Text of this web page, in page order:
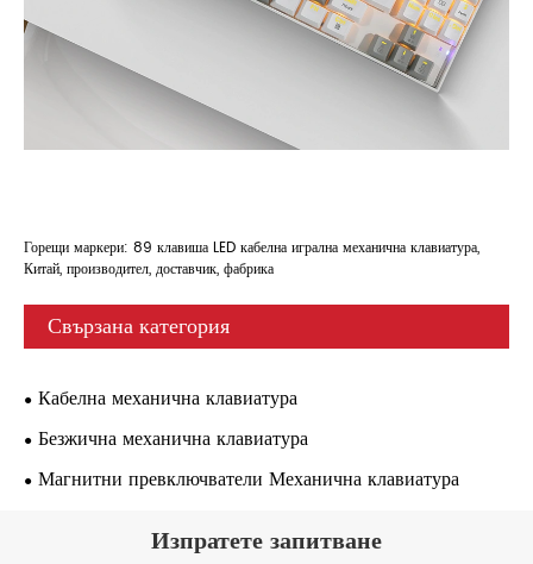
Горещи маркери: 89 клавиша LED кабелна игрална механична клавиатура,
Китай, производител, доставчик, фабрика
Свързана категория
Кабелна механична клавиатура
Безжична механична клавиатура
Магнитни превключватели Механична клавиатура
Изпратете запитване